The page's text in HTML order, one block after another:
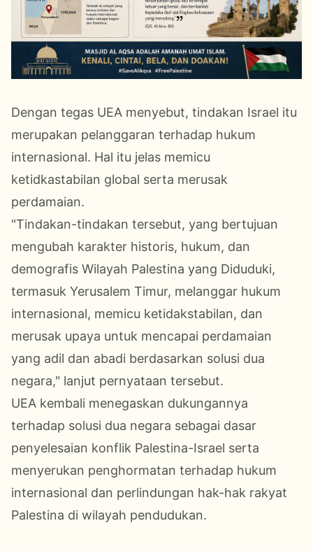
Dengan tegas UEA menyebut, tindakan Israel itu
merupakan pelanggaran terhadap hukum
internasional. Hal itu jelas memicu
ketidkastabilan global serta merusak
perdamaian.
"Tindakan-tindakan tersebut, yang bertujuan
mengubah karakter historis, hukum, dan
demografis Wilayah Palestina yang Diduduki,
termasuk Yerusalem Timur, melanggar hukum
internasional, memicu ketidakstabilan, dan
merusak upaya untuk mencapai perdamaian
yang adil dan abadi berdasarkan solusi dua
negara," lanjut pernyataan tersebut.
UEA kembali menegaskan dukungannya
terhadap solusi dua negara sebagai dasar
penyelesaian konflik Palestina-Israel serta
menyerukan penghormatan terhadap hukum
internasional dan perlindungan hak-hak rakyat
Palestina di wilayah pendudukan.